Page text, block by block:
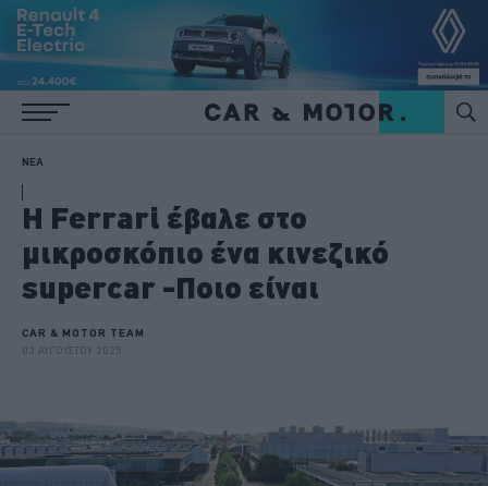
ΝΕΑ
Η Ferrari έβαλε στο
μικροσκόπιο ένα κινεζικό
supercar -Ποιο είναι
CAR & MOTOR TEAM
03 ΑΥΓΟΥΣΤΟΥ 2025